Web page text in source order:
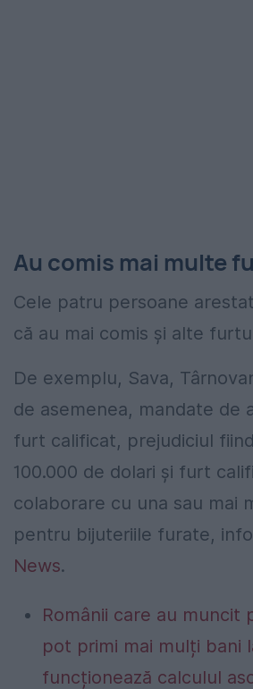
Au comis mai multe
Cele patru persoane
că au mai comis și alte
De exemplu, Sava,
de asemenea, mandate de
furt calificat, prejudiciul
100.000 de dolari și furt
colaborare cu una sau mai
pentru bijuteriile furate,
News.
Românii care au muncit
pot primi mai mulți bani
funcționează calculul